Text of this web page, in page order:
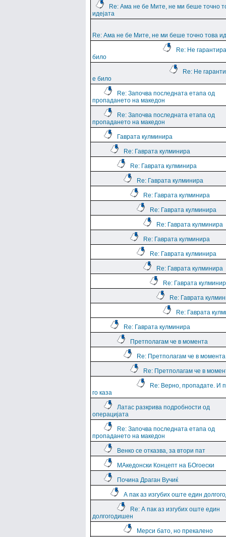
Re: Ама не бе Мите, не ми беше точно
идејата
Re: Ама не бе Мите, не ми беше точно това
Re: Не
било
Re: Не
е било
Re: Започва последната етапа од
пропадането на македон
Re: Започва последната етапа од
пропадането на македон
Гаврата кулминира
Re: Гаврата кулминира
Re: Гаврата кулминира
Re: Гаврата кулминира
Re: Гаврата кулминира
Re: Гаврата кулминира
Re: Гаврата кулминира
Re: Гаврата кулминира
Re: Гаврата кулминира
Re: Гаврата кулминира
Re: Гаврата
Re: Гаврата
Re: Гаврата
Re: Гаврата кулминира
Претполагам че в момента
Re: Претполагам че в момента
Re: Претполагам че в
Re: Верно, пропадате. И
го каза
Латас разкрива подробности од
операцијата
Re: Започва последната етапа од
пропадането на македон
Венко се отказва, за втори пат
МАкедонски Концепт на БОгоески
Почина Драган Вучиќ
А пак аз изгубих оште един
Re: А пак аз изгубих оште един
долгогодишен
Мерси бато, но прекалено